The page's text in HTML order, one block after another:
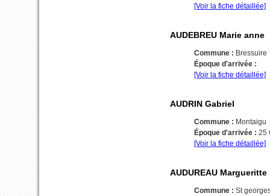
[Voir la fiche détaillée]
AUDEBREU Marie anne
Commune : Bressuire
Époque d'arrivée :
[Voir la fiche détaillée]
AUDRIN Gabriel
Commune : Montaigu
Époque d'arrivée : 25
[Voir la fiche détaillée]
AUDUREAU Margueritte
Commune : St